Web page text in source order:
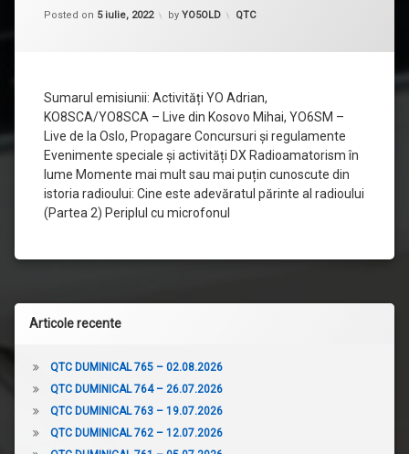
Posted on 5 iulie, 2022
Updated on 5 iulie, 2022
by YO5OLD Categorii:
QTC
Sumarul emisiunii: Activități YO Adrian,
KO8SCA/YO8SCA – Live din Kosovo Mihai, YO6SM –
Live de la Oslo, Propagare Concursuri și regulamente
Evenimente speciale și activități DX Radioamatorism în
lume Momente mai mult sau mai puțin cunoscute din
istoria radioului: Cine este adevăratul părinte al radioului
(Partea 2) Periplul cu microfonul
552
Articole recente
QTC DUMINICAL 765 – 02.08.2026
QTC DUMINICAL 764 – 26.07.2026
QTC DUMINICAL 763 – 19.07.2026
QTC DUMINICAL 762 – 12.07.2026